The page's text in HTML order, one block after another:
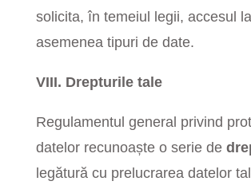
solicita, în temeiul legii, accesul la
asemenea tipuri de date.
VIII. Drepturile tale
Regulamentul general privind
datelor recunoaște o serie de
legătură cu prelucrarea datelor